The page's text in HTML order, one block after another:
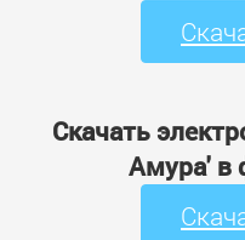
Скачать
Амура' в